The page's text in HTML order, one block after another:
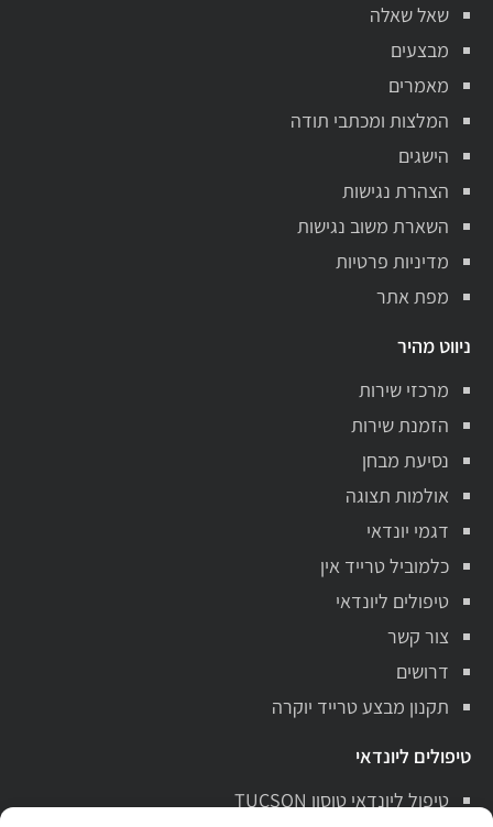
שאל שאלה
מבצעים
מאמרים
המלצות ומכתבי תודה
הישגים
הצהרת נגישות
השארת משוב נגישות
מדיניות פרטיות
מפת אתר
ניווט מהיר
מרכזי שירות
הזמנת שירות
נסיעת מבחן
אולמות תצוגה
דגמי יונדאי
כלמוביל טרייד אין
טיפולים ליונדאי
צור קשר
דרושים
תקנון מבצע טרייד יוקרה
טיפולים ליונדאי
טיפול ליונדאי טוסון TUCSON